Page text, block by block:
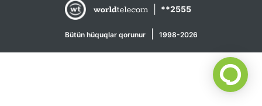
**2555
Bütün hüquqlar qorunur 1998-2026